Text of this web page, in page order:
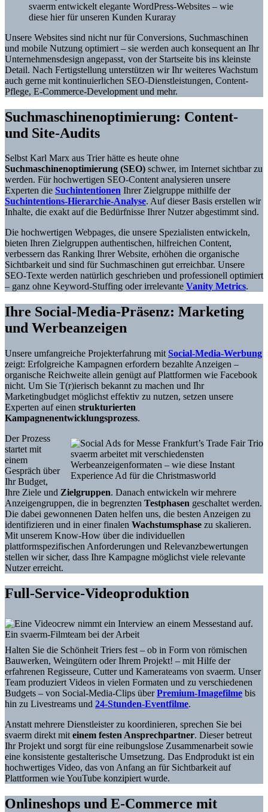
svaerm entwickelt elegante WordPress-Websites – wie
diese hier für unseren Kunden Kuraray
Unsere Websites sind nicht nur für Conversions, Suchmaschinen
und mobile Nutzung optimiert – sie werden auch konsequent an Ihr
Unternehmensdesign angepasst, von der Startseite bis ins kleinste
Detail. Nach Fertigstellung unterstützen wir Ihr weiteres Wachstum
auch gerne mit kontinuierlichen SEO-Dienstleistungen, Content-
Pflege, E-Commerce-Development und mehr.
Suchmaschinenoptimierung: Content-
und Site-Audits
Selbst Karl Marx aus Trier hätte es heute ohne
Suchmaschinenoptimierung (SEO) schwer, im Internet sichtbar zu
werden. Für hochwertigen SEO-Content analysieren unsere
Experten die Suchintentionen Ihrer Zielgruppe mithilfe der
Suchintentions-Hierarchie-Analyse. Auf dieser Basis erstellen wir
Inhalte, die exakt auf die Bedürfnisse Ihrer Nutzer abgestimmt sind.
Die hochwertigen Webpages, die unsere Spezialisten entwickeln,
bieten Ihren Zielgruppen authentischen, hilfreichen Content,
verbessern das Ranking Ihrer Website, erhöhen die organische
Sichtbarkeit und sind für Suchmaschinen gut erreichbar. Unsere
SEO-Texte werden natürlich geschrieben und professionell optimiert
– ganz ohne Keyword-Stuffing oder irrelevante Vanity Metrics.
Ihre Social-Media-Präsenz: Marketing
und Werbeanzeigen
Unsere umfangreiche Projekterfahrung mit Social-Media-Werbung
zeigt: Erfolgreiche Kampagnen erfordern bezahlte Anzeigen –
organische Reichweite allein genügt auf Plattformen wie Facebook
nicht. Um Sie T(r)ierisch bekannt zu machen und Ihr
Marketingbudget möglichst effektiv zu nutzen, setzen unsere
Experten auf einen strukturierten
Kampagnenentwicklungsprozess.
svaerm arbeitet mit verschiedensten
Werbeanzeigenformaten – wie diese Instant
Experience Ad für die Christmasworld
Der Prozess
startet mit
einem
Gespräch über
Ihr Budget,
Ihre Ziele und Zielgruppen. Danach entwickeln wir mehrere
Anzeigengruppen, die in begrenzten Testphasen geschaltet werden.
Die dabei gewonnenen Daten helfen uns, die besten Anzeigen zu
identifizieren und in einer finalen Wachstumsphase zu skalieren.
Mit unserem Know-How über die individuellen
plattformspezifischen Anforderungen und Relevanzbewertungen
stellen wir sicher, dass Ihre Kampagne möglichst viele relevante
Nutzer erreicht.
Full-Service-Videoproduktion
Ein svaerm-Filmteam bei der Arbeit
Halten Sie die Schönheit Triers fest – ob in Form von römischen
Bauwerken, Weingütern oder Ihrem Projekt! – mit Hilfe der
erfahrenen Regisseure, Cutter und Kamerateams von svaerm. Unser
Team produziert Videos in vielen Formaten und zu verschiedenen
Budgets – von Social-Media-Clips überPremium-Imagefilme bis
hin zu Livestreams und 24-Stunden-Eventfilme.
Anstatt mehrere Dienstleister zu koordinieren, sprechen Sie bei
svaerm direkt mit einem festen Ansprechpartner. Dieser betreut
Ihr Projekt und sorgt für eine reibungslose Zusammenarbeit sowie
eine konsistente gestalterische Umsetzung. Das Endprodukt ist ein
hochwertiges Video, das von Anfang an für Sichtbarkeit auf
Plattformen wie YouTube konzipiert wurde.
Onlineshops und E-Commerce mit